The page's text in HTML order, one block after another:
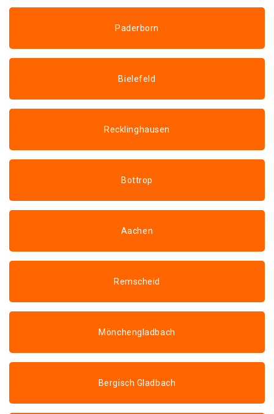
Paderborn
Bielefeld
Recklinghausen
Bottrop
Aachen
Remscheid
Mönchengladbach
Bergisch Gladbach